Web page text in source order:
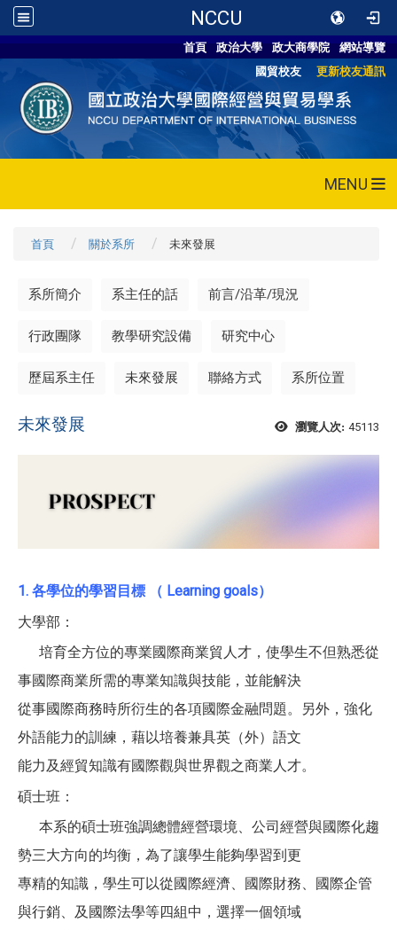
NCCU
首頁 政治大學 政大商學院
網站導覽
國貿校友
更新校友通訊
MENU
首頁 關於系所 未來發展
系所簡介 系主任的話 前言/沿革/現況
行政團隊 教學研究設備 研究中心
歷屆系主任 未來發展 聯絡方式 系所位置
瀏覽人次: 45113
未來發展
1. 各學位的學習目標 （ Learning goals）
大學部：
培育全方位的專業國際商業貿人才，使學生不但熟悉從
事國際商業所需的專業知識與技能，並能解決
從事國際商務時所衍生的各項國際金融問題。另外，強化
外語能力的訓練，藉以培養兼具英（外）語文
能力及經貿知識有國際觀與世界觀之商業人才。
碩士班：
本系的碩士班強調總體經營環境、公司經營與國際化趨
勢三大方向的均衡，為了讓學生能夠學習到更
專精的知識，學生可以從國際經濟、國際財務、國際企管
與行銷、及國際法學等四組中，選擇一個領域